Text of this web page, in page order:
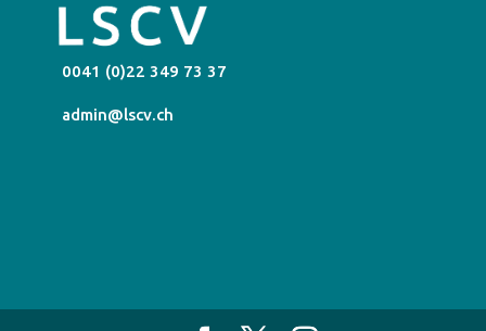
0041 (0)22 349 73 37
admin@lscv.ch